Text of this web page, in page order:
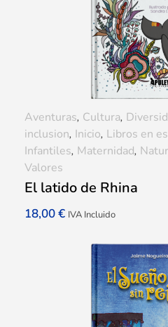
El latido de Rhina
18,00€ IVA Incluido
Aventuras, Cultura,
inclusion, Inicio, Libros en
Infantiles, Maternidad,
Valores